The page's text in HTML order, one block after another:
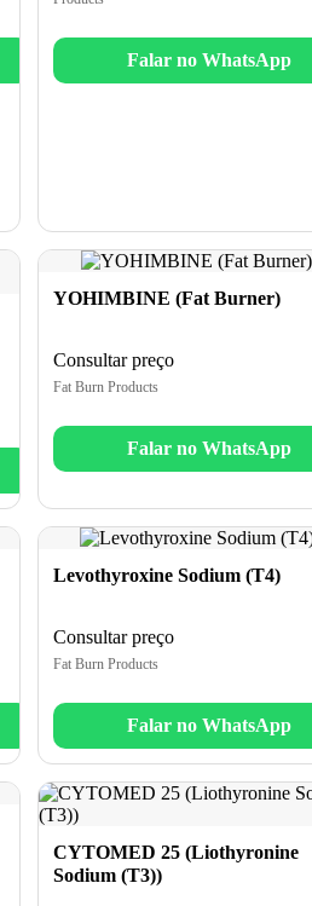
Falar no WhatsApp
YOHIMBINE (Fat Burner)
Consultar preço
Fat Burn Products
Falar no WhatsApp
Levothyroxine Sodium (T4)
Consultar preço
Fat Burn Products
Falar no WhatsApp
CYTOMED 25 (Liothyronine
Sodium (T3))